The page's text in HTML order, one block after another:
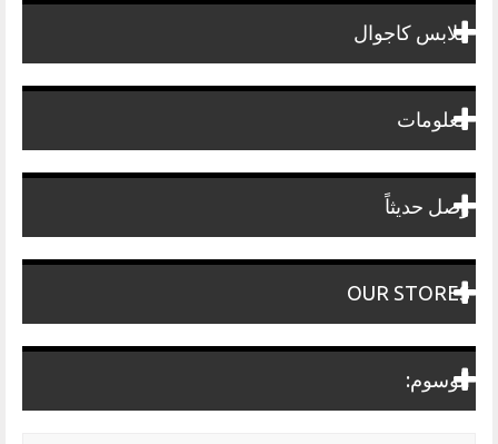
ملابس كاجوال
معلومات
وصل حديثاً
OUR STORES
الوسوم: